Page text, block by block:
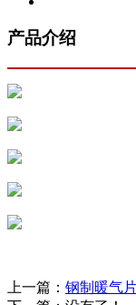
产品介绍
上一篇： 钢制暖气